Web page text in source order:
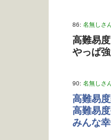
86: 名無しさ
高難易
やっぱ
90: 名無しさ
高難易
高難易
みんな